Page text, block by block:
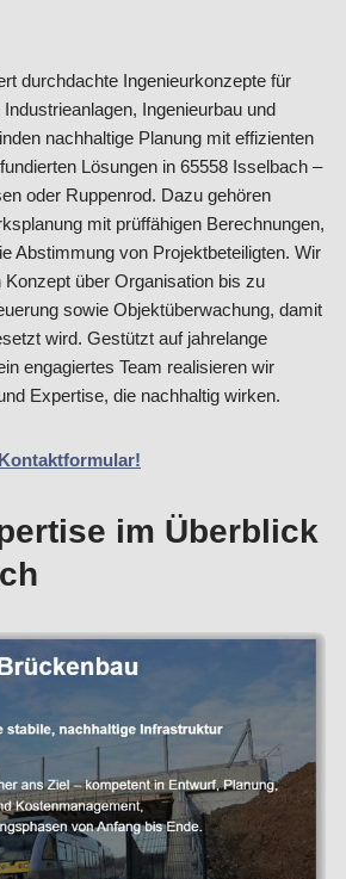
durchdachte Ingenieurkonzepte für
Ingenieurbau und
nachhaltige Planung mit effizienten
Lösungen in 65558 Isselbach –
oder Ruppenrod. Dazu gehören
mit prüffähigen Berechnungen,
Abstimmung von Projektbeteiligten. Wir
Konzept über Organisation bis zu
sowie Objektüberwachung, damit
wird. Gestützt auf jahrelange
engagiertes Team realisieren wir
Expertise, die nachhaltig wirken.
im Überblick